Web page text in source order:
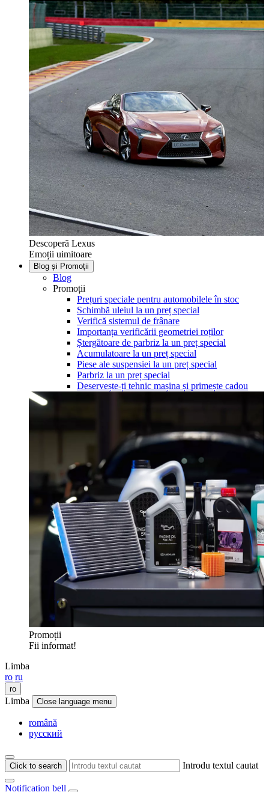
Descoperă Lexus
Emoții uimitoare
Blog și Promoții
Blog
Promoții
Prețuri speciale pentru automobilele în stoc
Schimbă uleiul la un preț special
Verifică sistemul de frânare
Importanța verificării geometriei roților
Ștergătoare de parbriz la un preț special
Acumulatoare la un preț special
Piese ale suspensiei la un preț special
Parbriz la un preț special
Deservește-ți tehnic mașina și primește cadou
Promoții
Fii informat!
Limba
ro ru
ro
Limba Close language menu
română
русский
Click to search Introdu textul cautat
Notification bell